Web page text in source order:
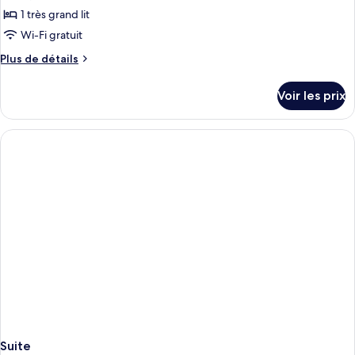
»
pour
ce
type
de
Chambre
Exécutive
1 très grand lit
Wi-Fi gratuit
Plus de détails
Plus
le
type
de
Voir les prix
Suite